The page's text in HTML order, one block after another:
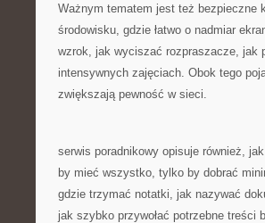
Ważnym tematem jest też bezpieczne
środowisku, gdzie łatwo o nadmiar
wzrok, jak wyciszać rozpraszacze, jak
intensywnych zajęciach. Obok tego
zwiększają pewność w sieci.
serwis poradnikowy opisuje również,
by mieć wszystko, tylko by dobrać
gdzie trzymać notatki, jak nazywać
jak szybko przywołać potrzebne treści